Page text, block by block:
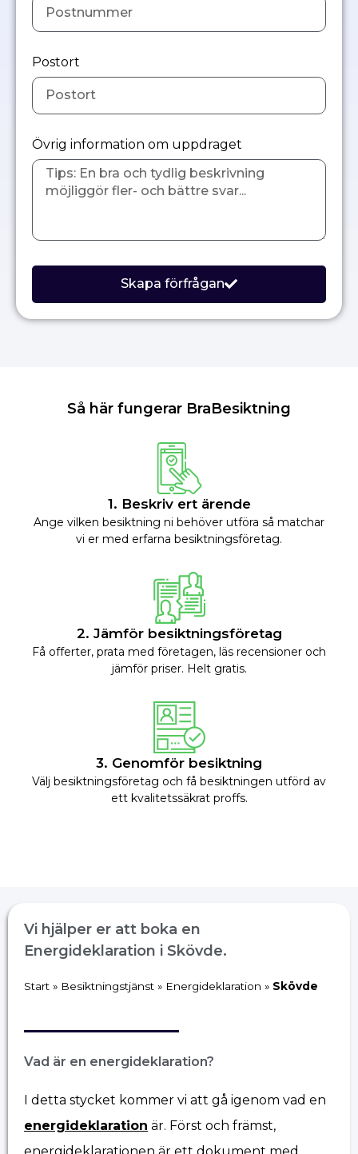
Postort
Övrig information om uppdraget
Skapa förfrågan
Så här fungerar BraBesiktning
1. Beskriv ert ärende
Ange vilken besiktning ni behöver utföra så matchar
vi er med erfarna besiktningsföretag.
2. Jämför besiktningsföretag
Få offerter, prata med företagen, läs recensioner och
jämför priser. Helt gratis.
3. Genomför besiktning
Välj besiktningsföretag och få besiktningen utförd av
ett kvalitetssäkrat proffs.
Vi hjälper er att boka en
Energideklaration i Skövde.
Start » Besiktningstjänst » Energideklaration » Skövde
Vad är en energideklaration?
I detta stycket kommer vi att gå igenom vad en
energideklaration är. Först och främst,
energideklarationen är ett dokument med